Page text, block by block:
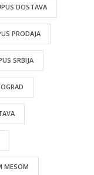
DOSTAVA
PRODAJA
SRBIJA
MESOM